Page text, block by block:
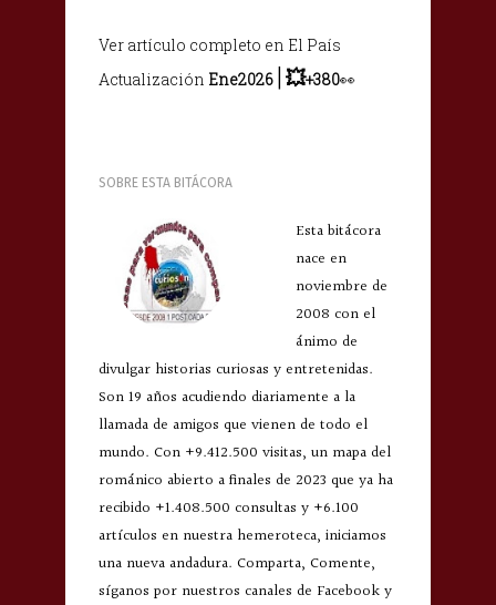
Ver artículo completo en El País
Actualización Ene2026 |💥+380👀
SOBRE ESTA BITÁCORA
Esta bitácora
nace en
noviembre de
2008 con el
ánimo de
divulgar historias curiosas y entretenidas.
Son 19 años acudiendo diariamente a la
llamada de amigos que vienen de todo el
mundo. Con +9.412.500 visitas, un mapa del
románico abierto a finales de 2023 que ya ha
recibido +1.408.500 consultas y +6.100
artículos en nuestra hemeroteca, iniciamos
una nueva andadura. Comparta, Comente,
síganos por nuestros canales de Facebook y